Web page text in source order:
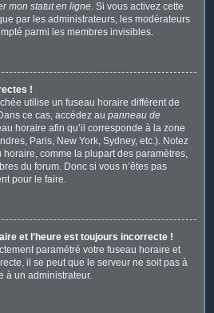
mon statut en ligne. Si vous activez cette
par les administrateurs, les modérateurs
parmi les membres invisibles.
!
utilise un fuseau horaire différent de
ce cas, accédez au panneau de
horaire afin qu’il corresponde à la zone
Paris, New York, Sydney, etc.). Notez
comme la plupart des paramètres,
du forum. Donc si vous n’êtes pas
pour le faire.
et l’heure est toujours incorrecte !
paramétré votre fuseau horaire et
il se peut que le serveur ne soit pas à
à un administrateur.